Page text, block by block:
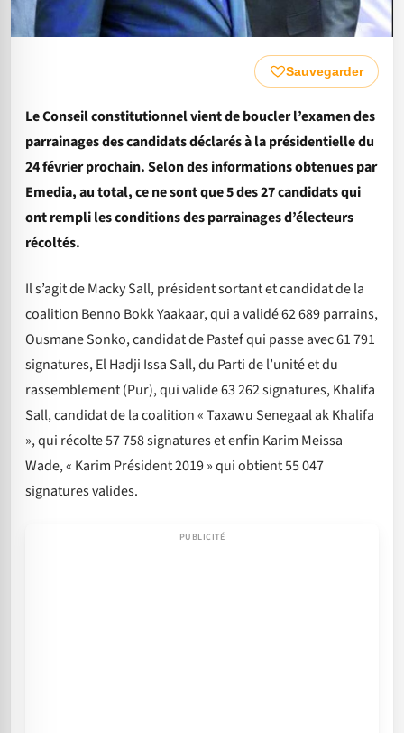
Sauvegarder
Le Conseil constitutionnel vient de boucler l’examen des
parrainages des candidats déclarés à la présidentielle du
24 février prochain. Selon des informations obtenues par
Emedia, au total, ce ne sont que 5 des 27 candidats qui
ont rempli les conditions des parrainages d’électeurs
récoltés.
Il s’agit de Macky Sall, président sortant et candidat de la
coalition Benno Bokk Yaakaar, qui a validé 62 689 parrains,
Ousmane Sonko, candidat de Pastef qui passe avec 61 791
signatures, El Hadji Issa Sall, du Parti de l’unité et du
rassemblement (Pur), qui valide 63 262 signatures, Khalifa
Sall, candidat de la coalition « Taxawu Senegaal ak Khalifa
», qui récolte 57 758 signatures et enfin Karim Meissa
Wade, « Karim Président 2019 » qui obtient 55 047
signatures valides.